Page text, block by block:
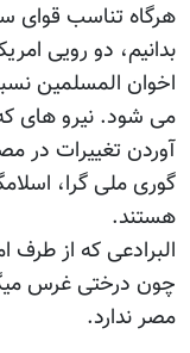
هرگاه تناسب قوای
بدانیم، دو رویی
اخوان المسلمین
می شود. نیرو های
آوردن تغییرات در
گوری ملی گرا،
هستند.
البرادعی که از
چون درختی غرس
مصر ندارد.